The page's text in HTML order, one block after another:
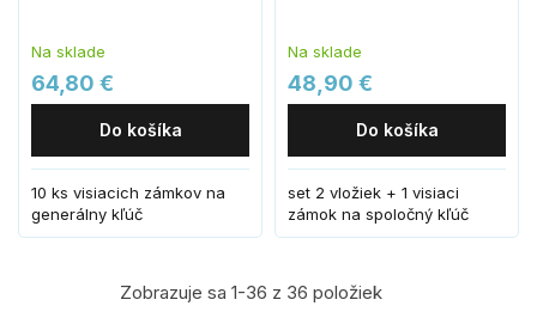
Na sklade
64,80 €
Do košíka
10 ks visiacich zámkov na
generálny kľúč
Na sklade
48,90 €
Do košíka
set 2 vložiek + 1 visiaci
zámok na spoločný kľúč
Zobrazuje sa 1-36 z 36 položiek